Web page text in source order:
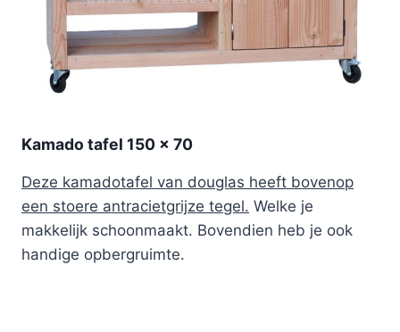
Kamado tafel 150 x 70
Deze kamadotafel van douglas heeft bovenop
een stoere antracietgrijze tegel. Welke je
makkelijk schoonmaakt. Bovendien heb je ook
handige opbergruimte.